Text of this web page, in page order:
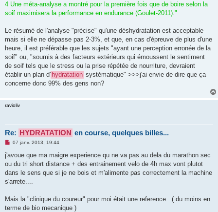
4 Une méta-analyse a montré pour la première fois que de boire selon la
soif maximisera la performance en endurance (Goulet-2011)."
Le résumé de l'analyse "précise" qu'une déshydratation est acceptable
mais si elle ne dépasse pas 2-3%, et que, en cas d'épreuve de plus d'une
heure, il est préférable que les sujets "ayant une perception erronée de la
soif" ou, "soumis à des facteurs extérieurs qui émoussent le sentiment
de soif tels que le stress ou la prise répétée de nourriture, devraient
établir un plan d' hydratation systématique" >>>j'ai envie de dire que ça
concerne donc 99% des gens non?
ravioliv
Re: HYDRATATION en course, quelques billes...
M
s
a
g
n
l
u
07 janv. 2013, 19:44
j'avoue que ma maigre experience qu ne va pas au dela du marathon sec
ou du tri short distance + des entrainement velo de 4h max vont plutot
dans le sens que si je ne bois et m'alimente pas correctement la machine
s'arrete....
Mais la "clinique du coureur" pour moi était une reference...( du moins en
terme de bio mecanique )